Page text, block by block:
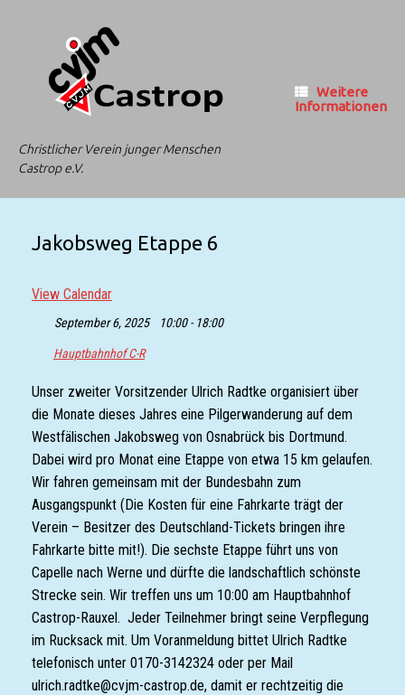
Christlicher Verein junger Menschen
Castrop e.V.
Weitere
Informationen
Jakobsweg Etappe 6
View Calendar
September 6, 2025 10:00 - 18:00
Hauptbahnhof C-R
Unser zweiter Vorsitzender Ulrich Radtke organisiert über
die Monate dieses Jahres eine Pilgerwanderung auf dem
Westfälischen Jakobsweg von Osnabrück bis Dortmund.
Dabei wird pro Monat eine Etappe von etwa 15 km gelaufen.
Wir fahren gemeinsam mit der Bundesbahn zum
Ausgangspunkt (Die Kosten für eine Fahrkarte trägt der
Verein – Besitzer des Deutschland-Tickets bringen ihre
Fahrkarte bitte mit!). Die sechste Etappe führt uns von
Capelle nach Werne und dürfte die landschaftlich schönste
Strecke sein. Wir treffen uns um 10:00 am Hauptbahnhof
Castrop-Rauxel. Jeder Teilnehmer bringt seine Verpflegung
im Rucksack mit. Um Voranmeldung bittet Ulrich Radtke
telefonisch unter 0170-3142324 oder per Mail
ulrich.radtke@cvjm-castrop.de, damit er rechtzeitig die